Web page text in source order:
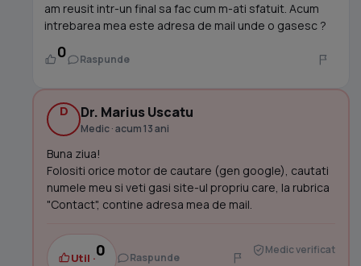
am reusit intr-un final sa fac cum m-ati sfatuit. Acum
intrebarea mea este adresa de mail unde o gasesc ?
0 Raspunde
D Dr. Marius Uscatu
Medic · acum 13 ani
Buna ziua!
Folositi orice motor de cautare (gen google), cautati
numele meu si veti gasi site-ul propriu care, la rubrica
"Contact", contine adresa mea de mail.
Util ·0 Raspunde
Medic verificat